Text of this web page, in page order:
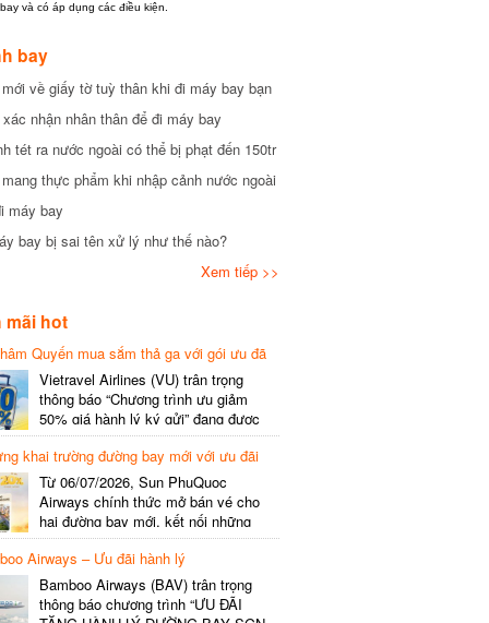
và có áp dụng các điều kiện.
bay
về giấy tờ tuỳ thân khi đi máy bay bạn
nhận nhân thân để đi máy bay
tét ra nước ngoài có thể bị phạt đến 150tr
thực phẩm khi nhập cảnh nước ngoài
bay
bay bị sai tên xử lý như thế nào?
Xem tiếp >>
hot
Quyến mua sắm thả ga với gói ưu đã
gói cước
Vietravel Airlines (VU) trân trọng
thông báo “Chương trình ưu giảm
50% giá hành lý ký gửi” đang được
triển khai cho đường bay quốc tế mới
kết nối từ TP. Hồ Chí Minh
(SGN) đi Thâm Quyến – Trung Quốc
(SZX), chi tiết như sau: LỊCH BAY
CHI TIẾT Đường bay SHCB Giờ khởi
hành Giờ đến Tần suất…
khai trường đường bay mới với ưu đãi
Từ 06/07/2026, Sun PhuQuoc
Airways chính thức mở bán vé cho
hai đường bay mới, kết nối những
điểm đến giàu trải nghiệm, giúp hành
khách khám phá vẻ đẹp thiên nhiên
và văn hóa của miền Trung Việt Nam.
Thông tin đường bay mới Đường bay
Airways – Ưu đãi hành lý
Bamboo Airways (BAV) trân trọng
thông báo chương trình “ƯU ĐÃI